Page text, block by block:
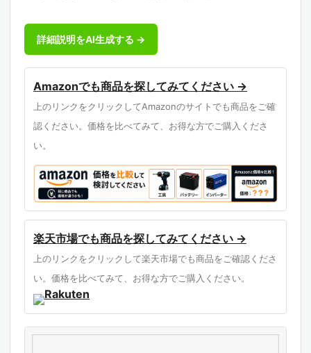
詳細説明をAI生成する →
Amazonでも商品を探してみてください →
上のリンクをクリックしてAmazonのサイトでも商品をご確
認ください。価格を比べてみて、お得な方でご購入くださ
い。
楽天市場でも商品を探してみてください →
上のリンクをクリックして楽天市場でも商品をご確認くださ
い。価格を比べてみて、お得な方でご購入ください。